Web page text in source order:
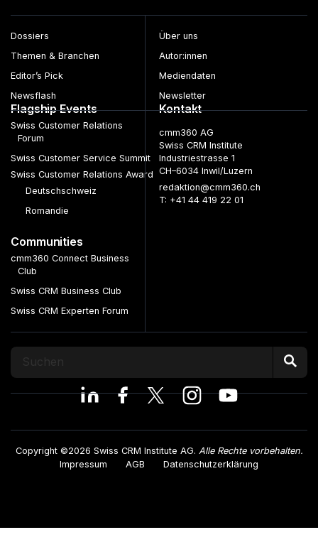
Dossiers
Themen & Branchen
Editor’s Pick
Newsflash
Über uns
Autor:innen
Mediendaten
Newsletter
Flagship Events
Swiss Customer Relations
Forum
Swiss Customer Service Summit
Swiss Customer Relations Award
Deutschschweiz
Romandie
Communities
cmm360 Connect Business
Club
Swiss CRM Business Club
Swiss CRM Experten Forum
Kontakt
cmm360 AG
Swiss CRM Institute
Industriestrasse 1
CH–6034 Inwil/Luzern
redaktion@cmm360.ch
T: +41 44 419 22 01
Copyright ©2026 Swiss CRM Institute AG. Alle Rechte vorbehalten.
Impressum
AGB Datenschutzerklärung